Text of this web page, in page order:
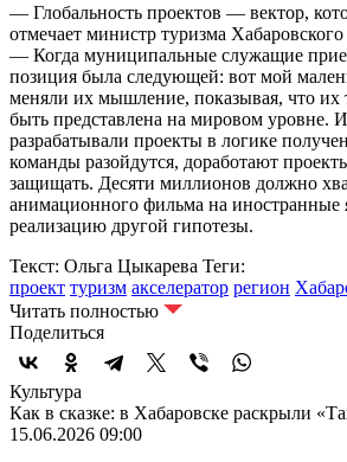
— Глобальность проектов — вектор,
отмечает министр туризма
— Когда муниципальные служащие
позиция была следующей: вот мой
меняли их мышление, показывая, что их
быть представлена на мировом уровне.
разрабатывали проекты в логике
команды разойдутся, доработают
защищать. Десяти миллионов должно
анимационного фильма на иностранные
реализацию другой гипотезы.
Текст: Ольга Цыкарева Теги:
проект туризм акселератор регион
Читать полностью
Поделиться
Культура
Как в сказке: в Хабаровске раскрыли
15.06.2026 09:00